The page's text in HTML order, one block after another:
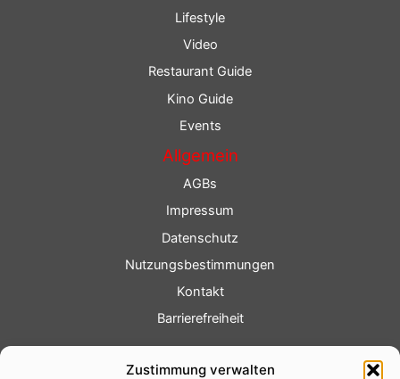
Zustimmung verwalten
Lifestyle
Video
Restaurant Guide
Kino Guide
Events
Allgemein
AGBs
Impressum
Datenschutz
Nutzungsbestimmungen
Kontakt
Barrierefreiheit